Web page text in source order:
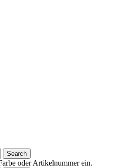
Search
oder Artikelnummer ein.